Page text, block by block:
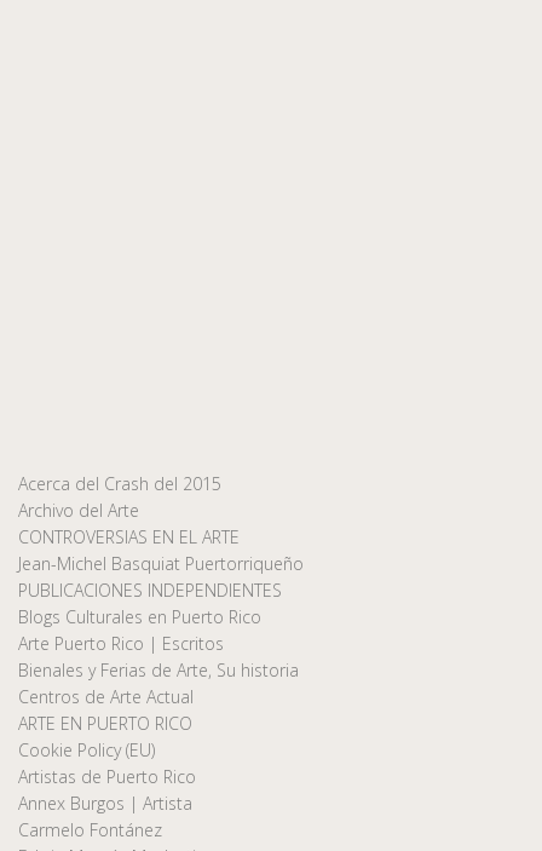
Acerca del Crash del 2015
Archivo del Arte
CONTROVERSIAS EN EL ARTE
Jean-Michel Basquiat Puertorriqueño
PUBLICACIONES INDEPENDIENTES
Blogs Culturales en Puerto Rico
Arte Puerto Rico | Escritos
Bienales y Ferias de Arte, Su historia
Centros de Arte Actual
ARTE EN PUERTO RICO
Cookie Policy (EU)
Artistas de Puerto Rico
Annex Burgos | Artista
Carmelo Fontánez